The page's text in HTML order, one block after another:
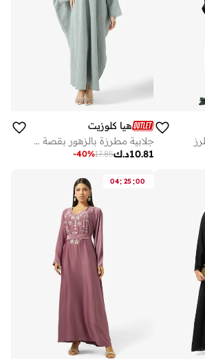
هيا كلوزيت
جلابية مطرزة بالزهور بقصة فضفاضة من الأمام
د.ك10.81
17.85
-40%
04: 25:00